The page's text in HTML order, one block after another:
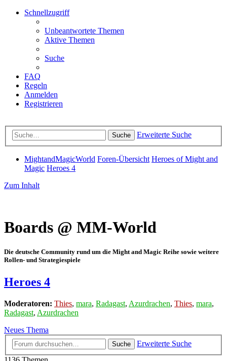
Schnellzugriff
Unbeantwortete Themen
Aktive Themen
Suche
FAQ
Regeln
Anmelden
Registrieren
Suche Erweiterte Suche
MightandMagicWorld Foren-Übersicht Heroes of Might and
Magic Heroes 4
Zum Inhalt
Boards @ MM-World
Die deutsche Community rund um die Might and Magic Reihe sowie weitere
Rollen- und Strategiespiele
Heroes 4
Moderatoren: Thies, mara, Radagast, Azurdrachen, Thies, mara,
Radagast, Azurdrachen
Neues Thema
Suche
Erweiterte Suche